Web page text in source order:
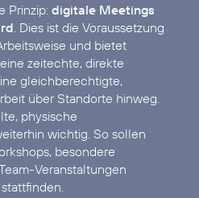
Prinzip: digitale Meetings
. Dies ist die Voraussetzung
und bietet
zeitechte, direkte
gleichberechtigte,
über Standorte hinweg.
physische
wichtig. So sollen
besondere
Veranstaltungen